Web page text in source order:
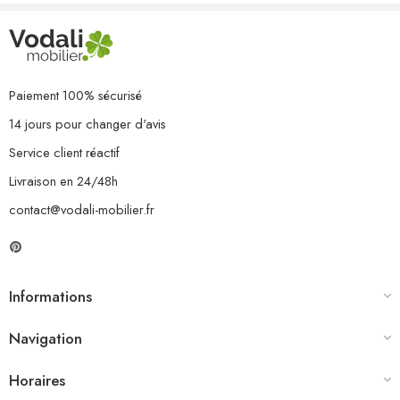
Paiement 100% sécurisé
14 jours pour changer d'avis
Service client réactif
Livraison en 24/48h
contact@vodali-mobilier.fr
Informations
Navigation
Horaires